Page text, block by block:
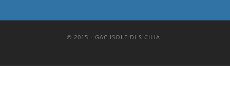
© 2015 - GAC ISOLE DI SICILIA